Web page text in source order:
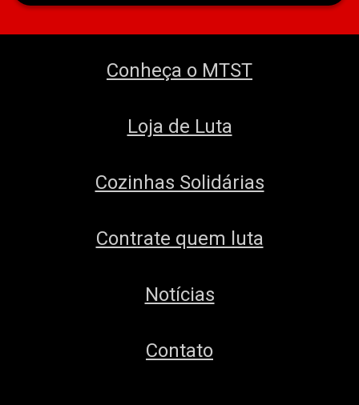
Conheça o MTST
Loja de Luta
Cozinhas Solidárias
Contrate quem luta
Notícias
Contato